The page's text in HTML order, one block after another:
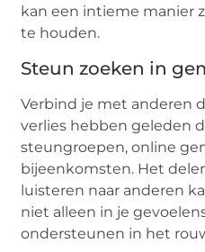
kan een intieme manier
te houden.
Steun zoeken in
Verbind je met anderen
verlies hebben geleden
steungroepen, online
bijeenkomsten. Het
luisteren naar anderen
niet alleen in je
ondersteunen in het